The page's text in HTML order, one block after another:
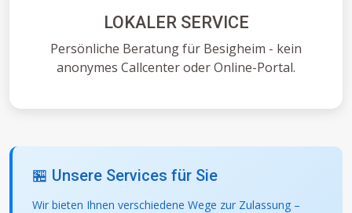
LOKALER SERVICE
Persönliche Beratung für Besigheim - kein
anonymes Callcenter oder Online-Portal.
🏪 Unsere Services für Sie
Wir bieten Ihnen verschiedene Wege zur Zulassung –